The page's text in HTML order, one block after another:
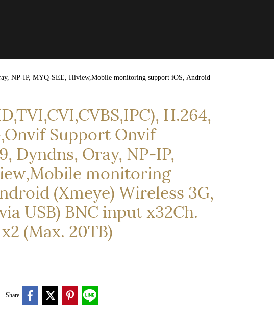
NP-IP, MYQ-SEE, Hiview,Mobile monitoring support iOS, Android
H.264,
Support Onvif
Dyndns, Oray, NP-IP,
monitoring
(Xmeye) Wireless 3G,
USB) BNC input x32Ch.
(Max. 20TB)
Share